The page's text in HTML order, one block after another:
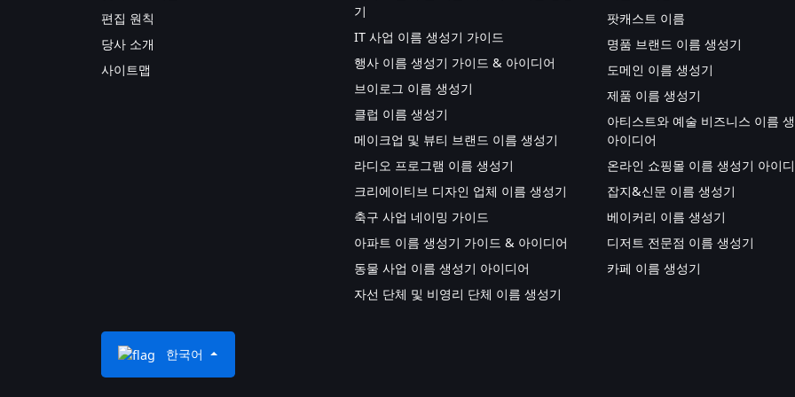
편집 원칙
당사 소개
사이트맵
기
IT 사업 이름 생성기 가이드
행사 이름 생성기 가이드 & 아이디어
브이로그 이름 생성기
클럽 이름 생성기
메이크업 및 뷰티 브랜드 이름 생성기
라디오 프로그램 이름 생성기
크리에이티브 디자인 업체 이름 생성기
축구 사업 네이밍 가이드
아파트 이름 생성기 가이드 & 아이디어
동물 사업 이름 생성기 아이디어
자선 단체 및 비영리 단체 이름 생성기
팟캐스트 이름
명품 브랜드 이름 생성기
도메인 이름 생성기
제품 이름 생성기
아티스트와 예술 비즈니스 이름
아이디어
온라인 쇼핑몰 이름 생성기 아이
잡지&신문 이름 생성기
베이커리 이름 생성기
디저트 전문점 이름 생성기
카페 이름 생성기
한국어